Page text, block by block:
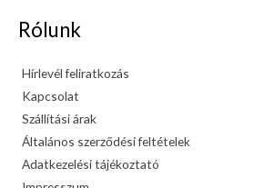
Rólunk
Hírlevél feliratkozás
Kapcsolat
Szállítási árak
Általános szerződési feltételek
Adatkezelési tájékoztató